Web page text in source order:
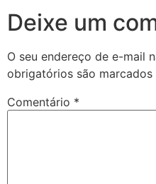
Deixe um
O seu endereço de e-mail
obrigatórios são marcados
Comentário *